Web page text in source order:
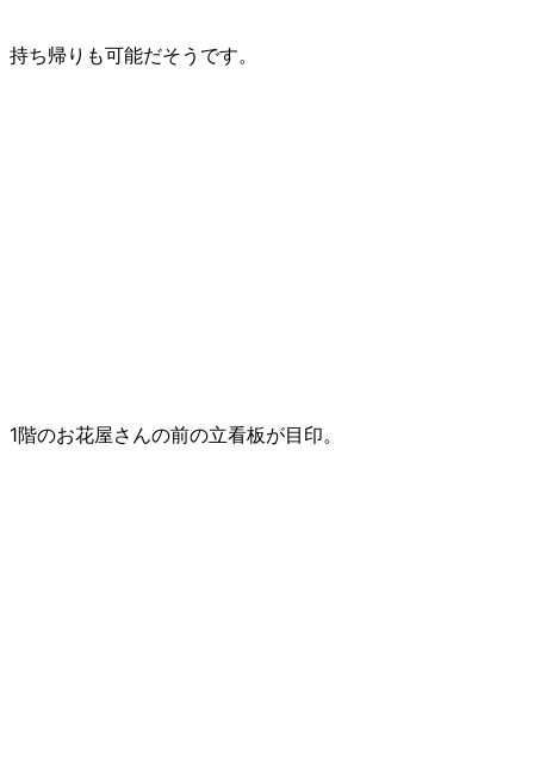
持ち帰りも可能だそうです。
1階のお花屋さんの前の立看板が目印。